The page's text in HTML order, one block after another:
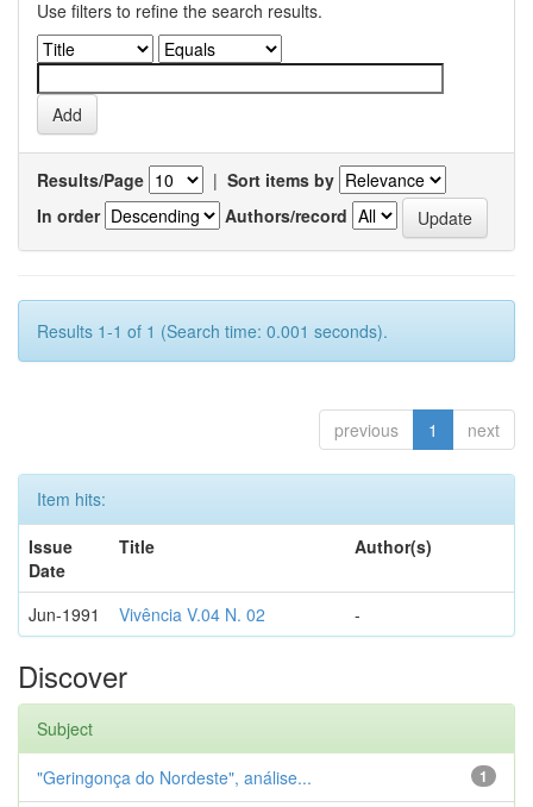
Use filters to refine the search results.
Results/Page | Sort items by
In order
Authors/record
Results 1-1 of 1 (Search time: 0.001 seconds).
previous 1 next
Item hits:
Issue
Date
Title Author(s)
Jun-1991 Vivência V.04 N. 02 -
Discover
Subject
1
"Geringonça do Nordeste", análise...